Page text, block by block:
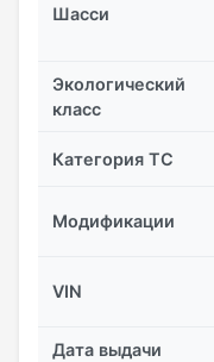
Шасси
Экологический
класс
Категория ТС
Модификации
VIN
Дата выдачи